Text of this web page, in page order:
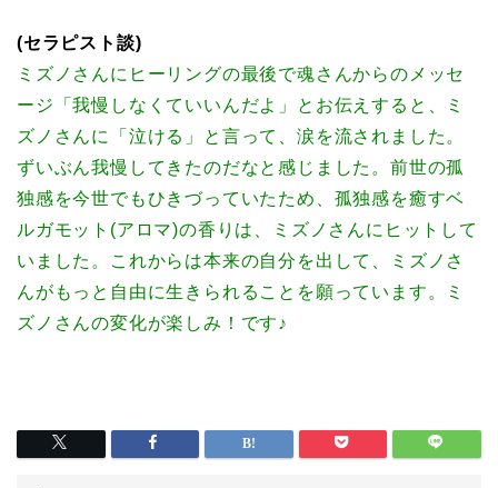
(セラピスト談)
ミズノさんにヒーリングの最後で魂さんからのメッセ
ージ「我慢しなくていいんだよ」とお伝えすると、ミ
ズノさんに「泣ける」と言って、涙を流されました。
ずいぶん我慢してきたのだなと感じました。前世の孤
独感を今世でもひきづっていたため、孤独感を癒すベ
ルガモット(アロマ)の香りは、ミズノさんにヒットして
いました。これからは本来の自分を出して、ミズノさ
んがもっと自由に生きられることを願っています。ミ
ズノさんの変化が楽しみ！です♪